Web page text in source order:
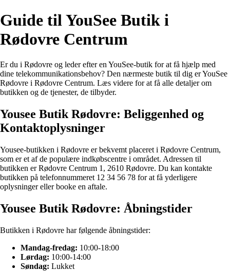
Guide til YouSee Butik i
Rødovre Centrum
Er du i Rødovre og leder efter en YouSee-butik for at få hjælp med
dine telekommunikationsbehov? Den nærmeste butik til dig er YouSee
Rødovre i Rødovre Centrum. Læs videre for at få alle detaljer om
butikken og de tjenester, de tilbyder.
Yousee Butik Rødovre: Beliggenhed og
Kontaktoplysninger
Yousee-butikken i Rødovre er bekvemt placeret i Rødovre Centrum,
som er et af de populære indkøbscentre i området. Adressen til
butikken er Rødovre Centrum 1, 2610 Rødovre. Du kan kontakte
butikken på telefonnummeret 12 34 56 78 for at få yderligere
oplysninger eller booke en aftale.
Yousee Butik Rødovre: Åbningstider
Butikken i Rødovre har følgende åbningstider:
Mandag-fredag: 10:00-18:00
Lørdag: 10:00-14:00
Søndag: Lukket